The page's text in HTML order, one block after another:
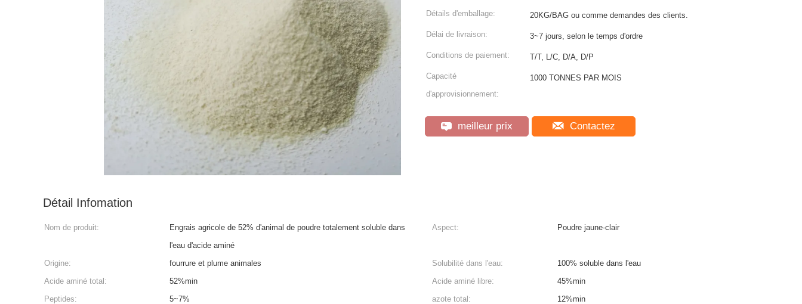
Détails d'emballage: 20KG/BAG ou comme demandes des clients.
Délai de livraison: 3~7 jours, selon le temps d'ordre
Conditions de paiement: T/T, L/C, D/A, D/P
Capacité
d'approvisionnement:
1000 TONNES PAR MOIS
meilleur prix Contactez
Détail Infomation
Nom de produit:
Engrais agricole de 52% d'animal de poudre totalement soluble dans
l'eau d'acide aminé
Aspect: Poudre jaune-clair
Origine: fourrure et plume animales Solubilité dans l'eau:
100% soluble dans l'eau
Acide aminé total:
52%min Acide aminé libre:
45%min
Peptides:
5~7% azote total:
12%min